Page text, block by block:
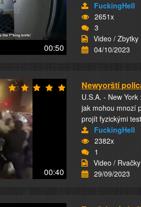
00:50
FuckingHell
2651x
3
Video / Zbytky
04/10/2023
00:40
Newyorští
U.S.A. - New
jak mohou mnozí
projít fyzickými
FuckingHell
2382x
1
Video / Rvačky
29/09/2023